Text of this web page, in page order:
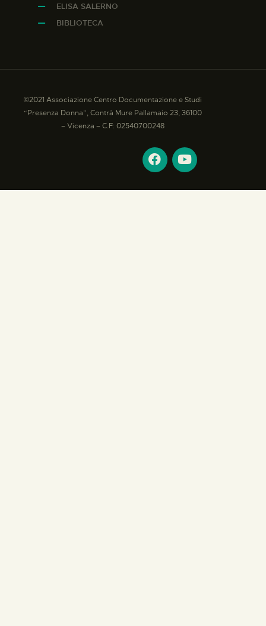
ELISA SALERNO
BIBLIOTECA
©2021 Associazione Centro Documentazione e Studi
“Presenza Donna”, Contrà Mure Pallamaio 23, 36100
– Vicenza – C.F: 02540700248